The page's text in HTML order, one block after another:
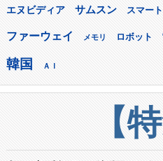
エヌビディア サムスン スマー
ファーウェイ メモリ ロボット
韓国 ＡＩ
【